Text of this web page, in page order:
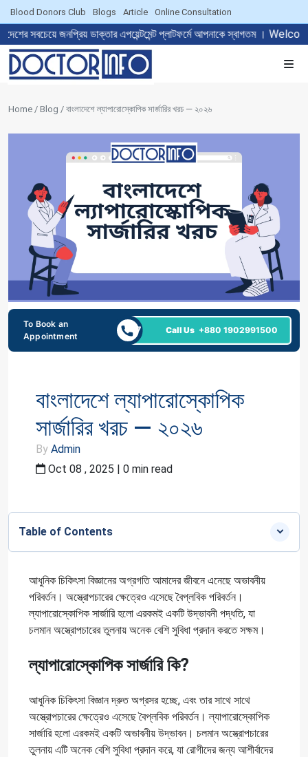
Blood Donors Club Blogs Article Online Consultation
ডাক্তার এপয়েন্টমেন্ট প্লাটফর্মে আপনাকে স্বাগতম । Welcome to
Home / Blog / বাংলাদেশে ল্যাপারোস্কোপিক সার্জারির খরচ — ২০২৬
To Book an
Appointment
24/7 Call Us +880 1902991500
বাংলাদেশে ল্যাপারোস্কোপিক
সার্জারির খরচ — ২০২৬
By Admin
Oct 08 , 2025 | 0 min read
Table of Contents
আধুনিক চিকিৎসা বিজ্ঞানের অগ্রগতি আমাদের জীবনে এনেছে অভাবনীয়
পরিবর্তন। অস্ত্রোপচারের ক্ষেত্রেও এসেছে বৈপ্লবিক পরিবর্তন।
ল্যাপারোস্কোপিক সার্জারি হলো এরকমই একটি উদ্ভাবনী পদ্ধতি, যা
চলমান অস্ত্রোপচারের তুলনায় অনেক বেশি সুবিধা প্রদান করতে সক্ষম।
ল্যাপারোস্কোপিক সার্জারি কি?
আধুনিক চিকিৎসা বিজ্ঞান দ্রুত অগ্রসর হচ্ছে, এবং তার সাথে সাথে
অস্ত্রোপচারের ক্ষেত্রেও এসেছে বৈপ্লবিক পরিবর্তন। ল্যাপারোস্কোপিক
সার্জারি হলো এরকমই একটি অভাবনীয় উদ্ভাবন। চলমান অস্ত্রোপচারের
তুলনায় এটি অনেক বেশি সুবিধা প্রদান করে, যা রোগীদের জন্য আশীর্বাদের